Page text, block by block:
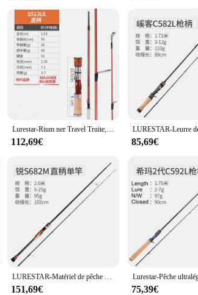
The lures are equipped with a reliable
fishing. With the lurestar Leurres de pêche,
Lurestar-Rium ner Travel Truite, 1.57m, action UL, 4 sections, filature d'eau douce, prise en compte du plus récent manche en bois, nouveau
112,69€ 85,69€
LURESTAR-Matériel de pêche au bar de haut niveau, pièces Fuji, Spinning, L, ML, M, laissée, Power Baitcasting, Japon, le plus récent
151,69€ 75,39€